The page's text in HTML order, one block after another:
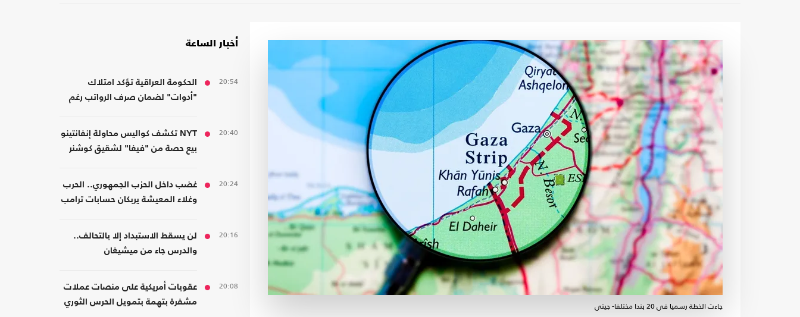
جاءت الخطة رسميا في 20 بندا مختلفا- جيتي
أخبار الساعة
20:54
الحكومة العراقية تؤكد امتلاك
"أدوات" لضمان صرف الرواتب رغم
20:40
NYT تكشف كواليس محاولة إنفانتينو
بيع حصة من "فيفا" لشقيق كوشنر
20:24
غضب داخل الحزب الجمهوري.. الحرب
وغلاء المعيشة يربكان حسابات ترامب
20:16
لن يسقط الاستبداد إلا بالتحالف..
والدرس جاء من ميشيغان
20:08
عقوبات أمريكية على منصات عملات
مشفرة بتهمة بتمويل الحرس الثوري